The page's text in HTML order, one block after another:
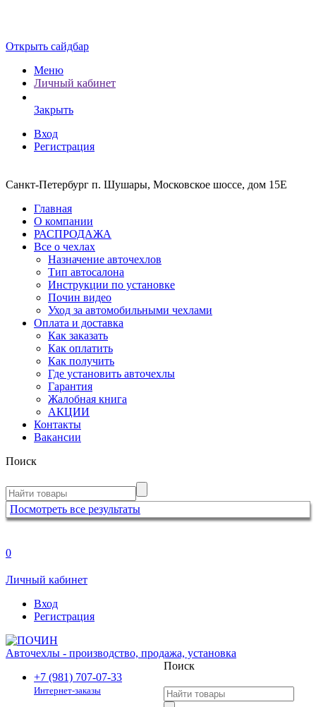
Открыть сайдбар
Меню
Личный кабинет
Закрыть
Вход
Регистрация
Санкт-Петербург п. Шушары, Московское шоссе, дом 15Е
Главная
О компании
РАСПРОДАЖА
Все о чехлах
Назначение авточехлов
Тип автосалона
Инструкции по установке
Почин видео
Уход за автомобильными чехлами
Оплата и доставка
Как заказать
Как оплатить
Как получить
Где установить авточехлы
Гарантия
Жалобная книга
АКЦИИ
Контакты
Вакансии
Поиск
Посмотреть все результаты
0
Личный кабинет
Вход
Регистрация
Авточехлы - производство, продажа, установка
+7 (981) 707-07-33
Интернет-заказы
Поиск